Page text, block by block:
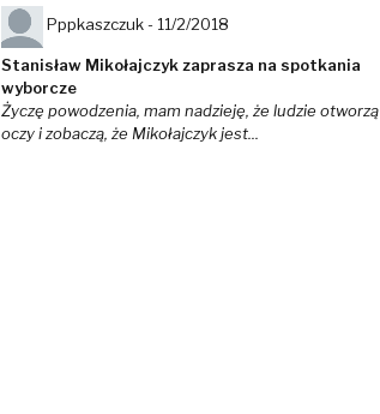
Pppkaszczuk - 11/2/2018
Stanisław Mikołajczyk zaprasza na spotkania
wyborcze
Życzę powodzenia, mam nadzieję, że ludzie otworzą
oczy i zobaczą, że Mikołajczyk jest...